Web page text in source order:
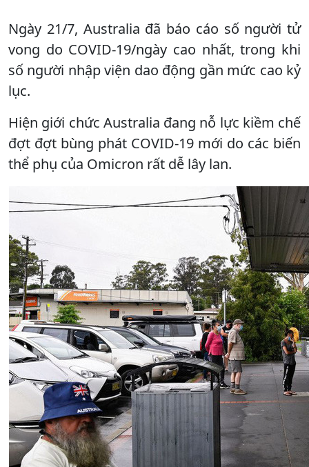
Ngày 21/7, Australia đã báo cáo số người tử
vong do COVID-19/ngày cao nhất, trong khi
số người nhập viện dao động gần mức cao kỷ
lục.
Hiện giới chức Australia đang nỗ lực kiềm chế
đợt đợt bùng phát COVID-19 mới do các biến
thể phụ của Omicron rất dễ lây lan.